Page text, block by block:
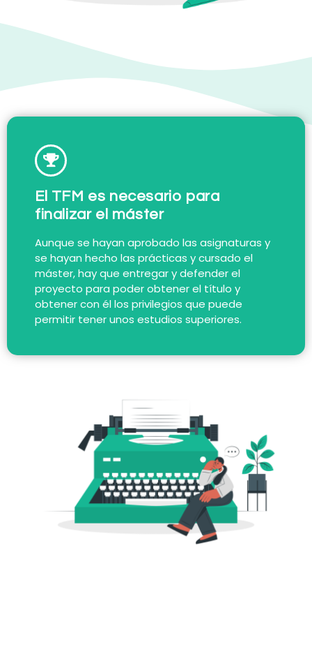
El TFM es necesario para
finalizar el máster
Aunque se hayan aprobado las asignaturas y
se hayan hecho las prácticas y cursado el
máster, hay que entregar y defender el
proyecto para poder obtener el título y
obtener con él los privilegios que puede
permitir tener unos estudios superiores.